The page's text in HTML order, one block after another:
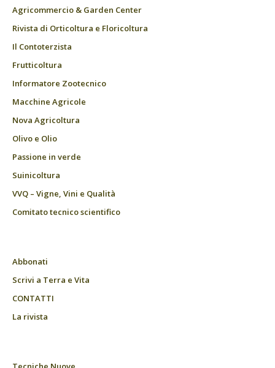
Agricommercio & Garden Center
Rivista di Orticoltura e Floricoltura
Il Contoterzista
Frutticoltura
Informatore Zootecnico
Macchine Agricole
Nova Agricoltura
Olivo e Olio
Passione in verde
Suinicoltura
VVQ – Vigne, Vini e Qualità
Comitato tecnico scientifico
Abbonati
Scrivi a Terra e Vita
CONTATTI
La rivista